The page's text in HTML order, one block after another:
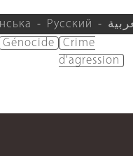
Русский
Génocide
Crime
d'agression